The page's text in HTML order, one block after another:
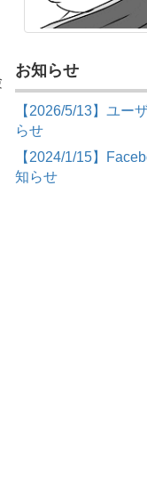
お知らせ
【2026/5/13】ユー
らせ
【2024/1/15】
知らせ